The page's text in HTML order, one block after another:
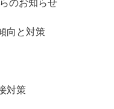
のお知らせ
向と対策
対策